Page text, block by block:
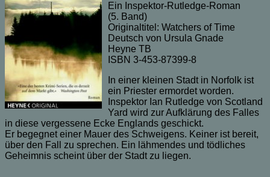
Ein Inspektor-Rutledge-Roman
(5. Band)
Originaltitel: Watchers of Time
Deutsch von Ursula Gnade
Heyne TB
ISBN 3-453-87399-8
In einer kleinen Stadt in Norfolk ist
ein Priester ermordet worden.
Inspektor Ian Rutledge von Scotland
Yard wird zur Aufklärung des Falles
in diese vergessene Ecke Englands geschickt.
Er begegnet einer Mauer des Schweigens. Keiner ist bereit,
über den Fall zu sprechen. Ein lähmendes und tödliches
Geheimnis scheint über der Stadt zu liegen.